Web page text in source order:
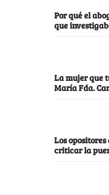
Por qué el
que
La mujer que
María Fda.
Los
criticar la